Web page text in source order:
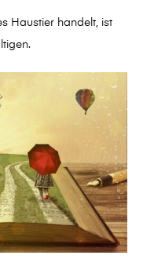
Haustier handelt, ist